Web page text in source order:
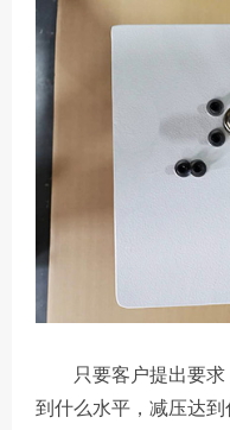
只要客户提出要
到什么水平，减压达到